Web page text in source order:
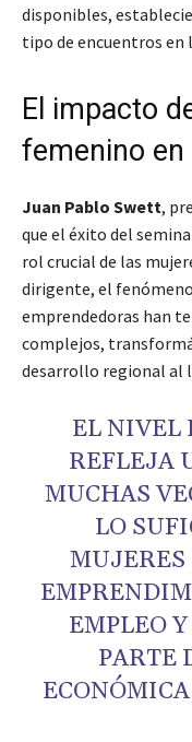
disponibles,
tipo de encuentros en
El impacto
femenino en
Juan Pablo Swett,
que el éxito del
rol crucial de las
dirigente, el
emprendedoras han
complejos,
desarrollo regional al
EL NIVEL
REFLEJA
MUCHAS
LO
EMPLEO
PARTE